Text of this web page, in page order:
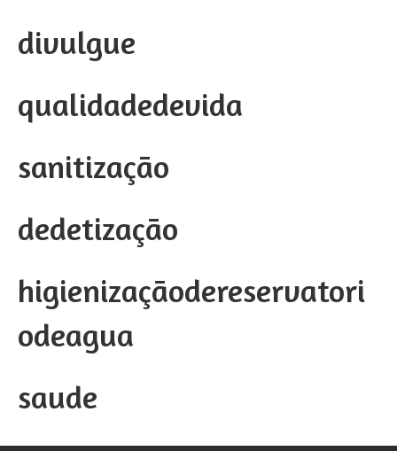
divulgue
qualidadedevida
sanitização
dedetização
higienizaçãodereservatori
odeagua
saude